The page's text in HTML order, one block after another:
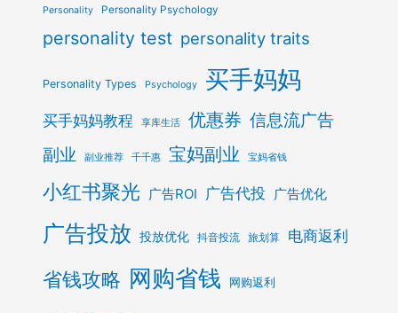
Personality Personality Psychology
personality test personality traits
Personality Types Psychology 买手妈妈
买手妈妈教程 享库生活 优惠券 信息流广告
副业
副业推荐 千千惠 宝妈副业 宝妈省钱
小红书聚光 广告ROI 广告代投 广告优化
广告投放 投放优化 抖音投流 旅划算 电商返利
省钱攻略 网购省钱 网购返利